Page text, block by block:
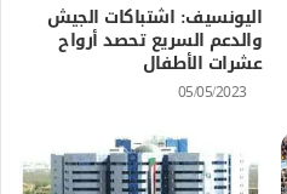
اليونسيف: اشتباكات الجيش
والدعم السريع تحصد أرواح
عشرات الأطفال
05/05/2023